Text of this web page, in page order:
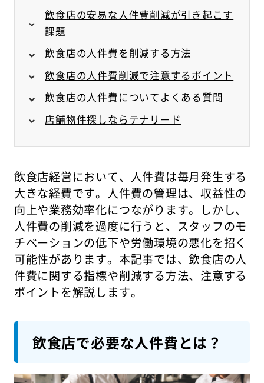
飲食店の安易な人件費削減が引き起こす
課題
飲食店の人件費を削減する方法
飲食店の人件費削減で注意するポイント
飲食店の人件費についてよくある質問
店舗物件探しならテナリード
飲食店経営において、人件費は毎月発生する
大きな経費です。人件費の管理は、収益性の
向上や業務効率化につながります。しかし、
人件費の削減を過度に行うと、スタッフのモ
チベーションの低下や労働環境の悪化を招く
可能性があります。本記事では、飲食店の人
件費に関する指標や削減する方法、注意する
ポイントを解説します。
飲食店で必要な人件費とは？